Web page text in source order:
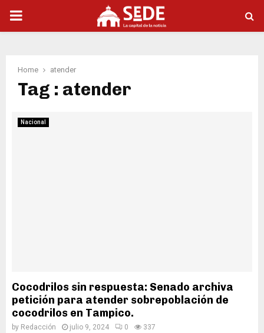
PRIMARY
Home atender
Tag : atender
Nacional
Cocodrilos sin respuesta: Senado archiva
petición para atender sobrepoblación de
cocodrilos en Tampico.
by Redacción julio 9, 2024 0 337